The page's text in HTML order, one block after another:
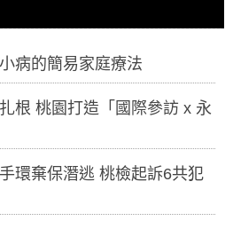
病的簡易家庭療法
根 桃園打造「國際參訪 x 永
環棄保潛逃 桃檢起訴6共犯